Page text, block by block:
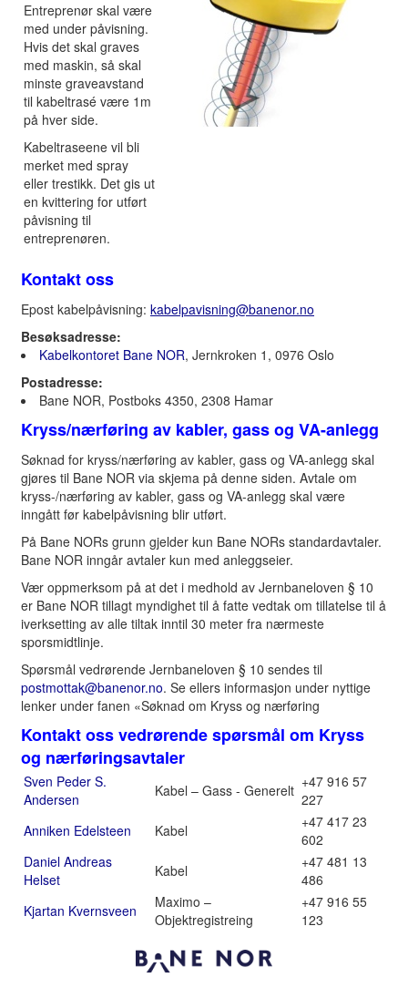
Entreprenør skal være
med under påvisning.
Hvis det skal graves
med maskin, så skal
minste graveavstand
til kabeltrasé være 1m
på hver side.
Kabeltraseene vil bli
merket med spray
eller trestikk. Det gis ut
en kvittering for utført
påvisning til
entreprenøren.
Kontakt oss
Epost kabelpåvisning: kabelpavisning@banenor.no
Besøksadresse:
Kabelkontoret Bane NOR, Jernkroken 1, 0976 Oslo
Postadresse:
Bane NOR, Postboks 4350, 2308 Hamar
Kryss/nærføring av kabler, gass og VA-anlegg
Søknad for kryss/nærføring av kabler, gass og VA-anlegg skal
gjøres til Bane NOR via skjema på denne siden. Avtale om
kryss-/nærføring av kabler, gass og VA-anlegg skal være
inngått før kabelpåvisning blir utført.
På Bane NORs grunn gjelder kun Bane NORs standardavtaler.
Bane NOR inngår avtaler kun med anleggseier.
Vær oppmerksom på at det i medhold av Jernbaneloven § 10
er Bane NOR tillagt myndighet til å fatte vedtak om tillatelse til å
iverksetting av alle tiltak inntil 30 meter fra nærmeste
sporsmidtlinje.
Spørsmål vedrørende Jernbaneloven § 10 sendes til
postmottak@banenor.no. Se ellers informasjon under nyttige
lenker under fanen «Søknad om Kryss og nærføring
Kontakt oss vedrørende spørsmål om Kryss
og nærføringsavtaler
Sven Peder S.
Andersen
Kabel – Gass - Generelt +47 916 57
227
Anniken Edelsteen
Kabel
+47 417 23
602
Daniel Andreas
Helset
Kabel
+47 481 13
486
Kjartan Kvernsveen
Maximo –
Objektregistreing
+47 916 55
123